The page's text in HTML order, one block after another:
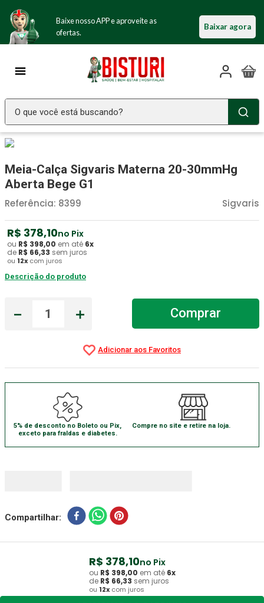
Baixe nosso APP e aproveite as
ofertas.
Baixar agora
O que você está buscando?
Meia-Calça Sigvaris Materna 20-30mmHg
Aberta Bege G1
Sigvaris
Referência: 8399
R$ 378,10no Pix
ou R$ 398,00 em até 6x
de R$ 66,33 sem juros
ou 12x com juros
Descrição do produto
＋
－ Comprar
5% de desconto no Boleto ou Pix,
exceto para fraldas e diabetes.
Compre no site e retire na loja.
Compartilhar
R$ 378,10no Pix
ou R$ 398,00 em até 6x
de R$ 66,33 sem juros
ou 12x com juros
2º Fralda Geriatrica
3º Luva Latex
4º Littmann
5 º Estetoscopio Littmann
6º Aparelho Pressão
7º Absorvente Geriatrico
Cadeira Banho